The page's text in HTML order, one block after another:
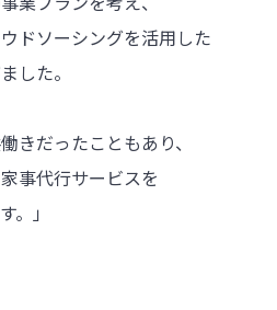
ドソーシングを活用した
した。
きだったこともあり、
事代行サービスを
。」